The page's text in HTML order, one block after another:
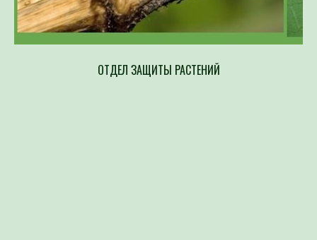
ОТДЕЛ ЗАЩИТЫ РАСТЕНИЙ